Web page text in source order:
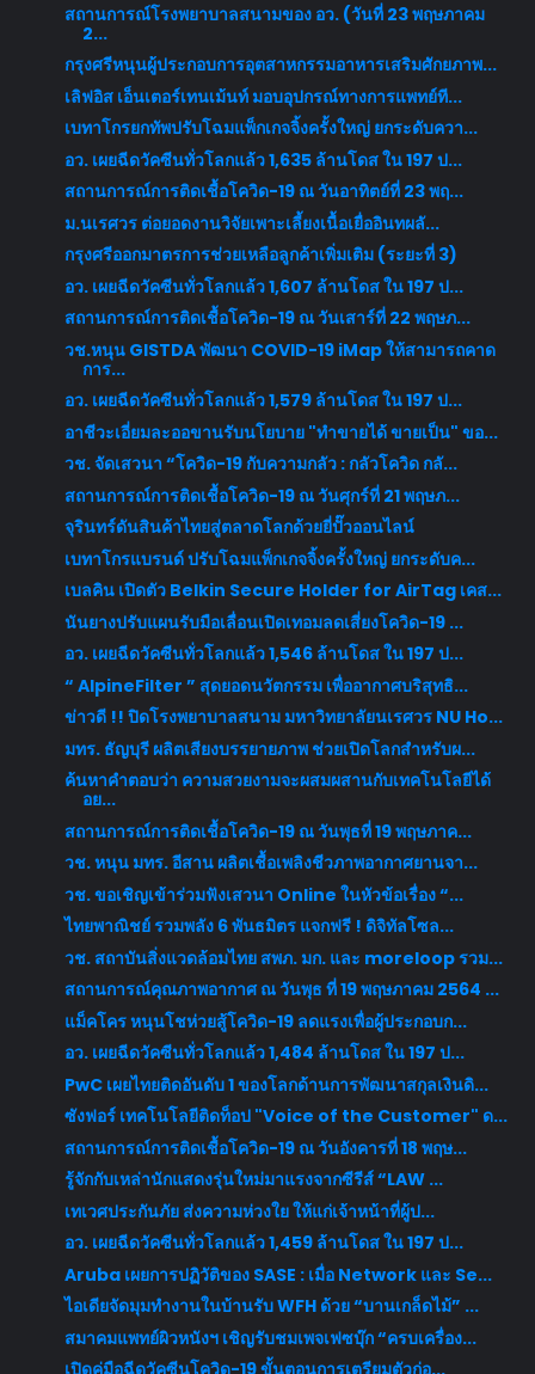
สถานการณ์โรงพยาบาลสนามของ อว. (วันที่ 23 พฤษภาคม
2...
กรุงศรีหนุนผู้ประกอบการอุตสาหกรรมอาหารเสริมศักยภาพ...
เลิฟอิส เอ็นเตอร์เทนเม้นท์ มอบอุปกรณ์ทางการแพทย์ที...
เบทาโกรยกทัพปรับโฉมแพ็กเกจจิ้งครั้งใหญ่ ยกระดับควา...
อว. เผยฉีดวัคซีนทั่วโลกแล้ว 1,635 ล้านโดส ใน 197 ป...
สถานการณ์การติดเชื้อโควิด-19 ณ วันอาทิตย์ที่ 23 พฤ...
ม.นเรศวร ต่อยอดงานวิจัยเพาะเลี้ยงเนื้อเยื่ออินทผลั...
กรุงศรีออกมาตรการช่วยเหลือลูกค้าเพิ่มเติม (ระยะที่ 3)
อว. เผยฉีดวัคซีนทั่วโลกแล้ว 1,607 ล้านโดส ใน 197 ป...
สถานการณ์การติดเชื้อโควิด-19 ณ วันเสาร์ที่ 22 พฤษภ...
วช.หนุน GISTDA พัฒนา COVID-19 iMap ให้สามารถคาด
การ...
อว. เผยฉีดวัคซีนทั่วโลกแล้ว 1,579 ล้านโดส ใน 197 ป...
อาชีวะเอี่ยมละออขานรับนโยบาย "ทำขายได้ ขายเป็น" ขอ...
วช. จัดเสวนา “โควิด-19 กับความกลัว : กลัวโควิด กลั...
สถานการณ์การติดเชื้อโควิด-19 ณ วันศุกร์ที่ 21 พฤษภ...
จุรินทร์ดันสินค้าไทยสู่ตลาดโลกด้วยยี่ปั๊วออนไลน์
เบทาโกรแบรนด์ ปรับโฉมแพ็กเกจจิ้งครั้งใหญ่ ยกระดับค...
เบลคิน เปิดตัว Belkin Secure Holder for AirTag เคส...
นันยางปรับแผนรับมือเลื่อนเปิดเทอมลดเสี่ยงโควิด-19 ...
อว. เผยฉีดวัคซีนทั่วโลกแล้ว 1,546 ล้านโดส ใน 197 ป...
“ AlpineFilter ” สุดยอดนวัตกรรม เพื่ออากาศบริสุทธิ...
ข่าวดี !! ปิดโรงพยาบาลสนาม มหาวิทยาลัยนเรศวร NU Ho...
มทร. ธัญบุรี ผลิตเสียงบรรยายภาพ ช่วยเปิดโลกสำหรับผ...
ค้นหาคำตอบว่า ความสวยงามจะผสมผสานกับเทคโนโลยีได้
อย...
สถานการณ์การติดเชื้อโควิด-19 ณ วันพุธที่ 19 พฤษภาค...
วช. หนุน มทร. อีสาน ผลิตเชื้อเพลิงชีวภาพอากาศยานจา...
วช. ขอเชิญเข้าร่วมฟังเสวนา Online ในหัวข้อเรื่อง “...
ไทยพาณิชย์ รวมพลัง 6 พันธมิตร แจกฟรี ! ดิจิทัลโซล...
วช. สถาบันสิ่งแวดล้อมไทย สพภ. มก. และ moreloop รวม...
สถานการณ์คุณภาพอากาศ ณ วันพุธ ที่ 19 พฤษภาคม 2564 ...
แม็คโคร หนุนโชห่วยสู้โควิด-19 ลดแรงเพื่อผู้ประกอบก...
อว. เผยฉีดวัคซีนทั่วโลกแล้ว 1,484 ล้านโดส ใน 197 ป...
PwC เผยไทยติดอันดับ 1 ของโลกด้านการพัฒนาสกุลเงินดิ...
ซังฟอร์ เทคโนโลยีติดท็อป "Voice of the Customer" ด...
สถานการณ์การติดเชื้อโควิด-19 ณ วันอังคารที่ 18 พฤษ...
รู้จักกับเหล่านักแสดงรุ่นใหม่มาแรงจากซีรีส์ “LAW ...
เทเวศประกันภัย ส่งความห่วงใย ให้แก่เจ้าหน้าที่ผู้ป...
อว. เผยฉีดวัคซีนทั่วโลกแล้ว 1,459 ล้านโดส ใน 197 ป...
Aruba เผยการปฏิวัติของ SASE : เมื่อ Network และ Se...
ไอเดียจัดมุมทำงานในบ้านรับ WFH ด้วย “บานเกล็ดไม้” ...
สมาคมแพทย์ผิวหนังฯ เชิญรับชมเพจเฟซบุ๊ก “ครบเครื่อง...
เปิดคู่มือฉีดวัคซีนโควิด-19 ขั้นตอนการเตรียมตัวก่อ...